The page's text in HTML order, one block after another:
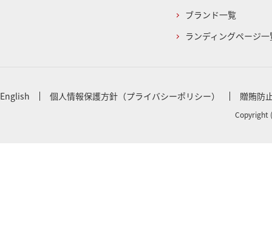
ブランド一覧
ランディングページ一
English 個人情報保護方針（プライバシーポリシー） 贈賄防
Copyright